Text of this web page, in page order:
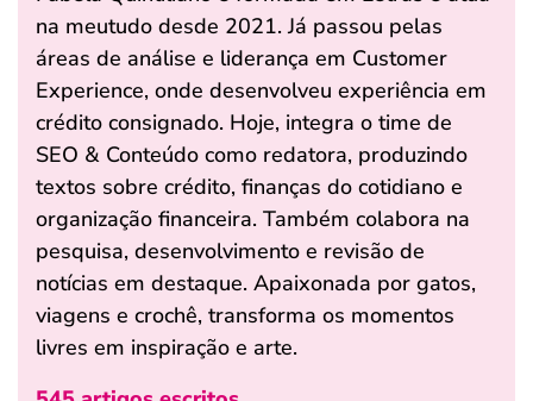
na meutudo desde 2021. Já passou pelas
áreas de análise e liderança em Customer
Experience, onde desenvolveu experiência em
crédito consignado. Hoje, integra o time de
SEO & Conteúdo como redatora, produzindo
textos sobre crédito, finanças do cotidiano e
organização financeira. Também colabora na
pesquisa, desenvolvimento e revisão de
notícias em destaque. Apaixonada por gatos,
viagens e crochê, transforma os momentos
livres em inspiração e arte.